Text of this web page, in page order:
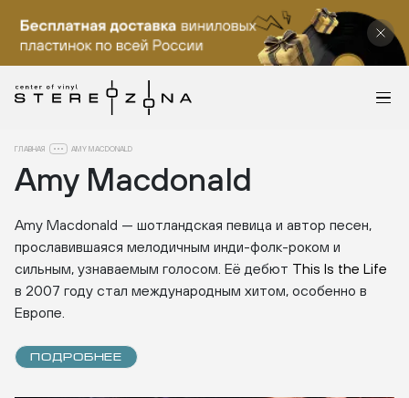
ГЛАВНАЯ AMY MACDONALD
Amy Macdonald
Amy Macdonald — шотландская певица и автор песен,
прославившаяся мелодичным инди-фолк-роком и
сильным, узнаваемым голосом. Её дебют This Is the Life
в 2007 году стал международным хитом, особенно в
Европе.
ПОДРОБНЕЕ